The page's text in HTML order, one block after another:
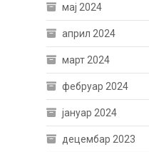
мај 2024
април 2024
март 2024
фебруар 2024
јануар 2024
децембар 2023